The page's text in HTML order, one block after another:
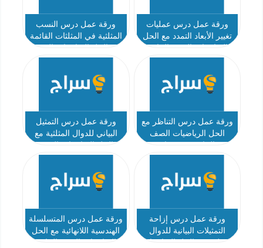
ورقة عمل درس عمليات
تغيير الأبعاد التمدد مع الحل
عشر عام
ورقة عمل درس النسب
المثلثية في المثلثات القائمة
الحادي عشر عام
ورقة عمل درس التناظر مع
الحل الرياضيات الصف
ورقة عمل درس التمثيل
البياني للدوال المثلثية مع
الحادي عشر عام
ورقة عمل درس إزاحة
التمثيلات البيانية للدوال
ورقة عمل درس المتسلسلة
الهندسية اللانهائية مع الحل